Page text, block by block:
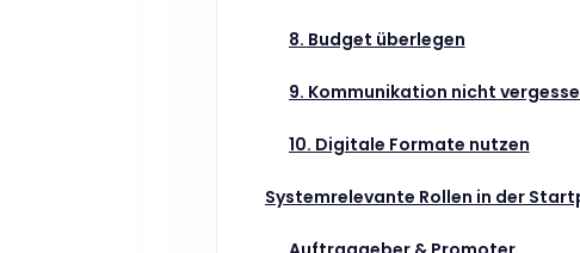
8. Budget überlegen
9. Kommunikation nicht
10. Digitale Formate nutzen
Systemrelevante Rollen in der